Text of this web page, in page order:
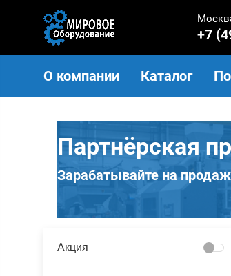
+7
О компании Каталог
Партнёрская
Зарабатывайте на
Акция